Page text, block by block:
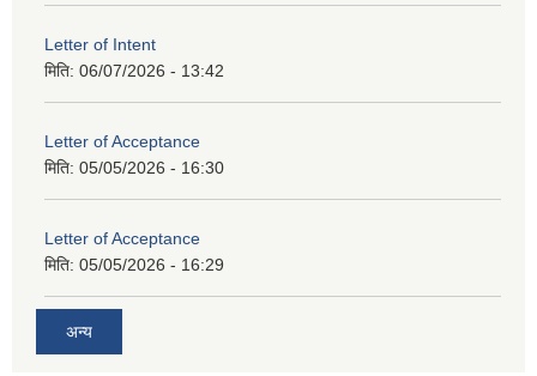
Letter of Intent
मिति: 06/07/2026 - 13:42
Letter of Acceptance
मिति: 05/05/2026 - 16:30
Letter of Acceptance
मिति: 05/05/2026 - 16:29
अन्य